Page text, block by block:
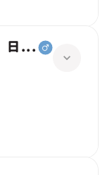
日文|高级,成人